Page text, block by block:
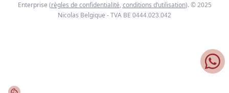
Enterprise (règles de confidentialité, conditions d’utilisation). © 2025
Nicolas Belgique - TVA BE 0444.023.042